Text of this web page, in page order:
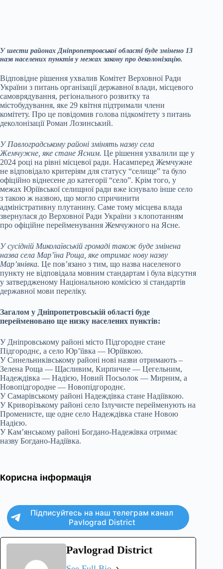
У шести районах Дніпропетровської області буде змінено 13
назв населених пунктів у межах закону про деколонізацію.
Відповідне рішення ухвалив Комітет Верховної Ради
України з питань організації державної влади, місцевого
самоврядування, регіонального розвитку та
містобудування, яке 29 квітня підтримали члени
комітету. Про це повідомив голова підкомітету з питань
деколонізації Роман Лозинський.
У Павлоградському районі змінять назву села
Жемчужне, яке стане Ясним. Це рішення ухвалили ще у
2024 році на рівні місцевої ради. Насамперед Жемчужне
не відповідало критеріям для статусу “селище” та було
офіційно віднесене до категорії “село”. Крім того, у
межах Юріївської селищної ради вже існувало інше село
з такою ж назвою, що могло спричинити
адміністративну плутанину. Саме тому місцева влада
звернулася до Верховної Ради України з клопотанням
про офіційне перейменування Жемчужного на Ясне.
У сусідній Миколаївській громаді також буде змінена
назва села Мар’їна Роща, яке отримає нову назву
Мар’янівка. Це пов’язано з тим, що назва населеного
пункту не відповідала мовним стандартам і була відсутня
у затвердженому Національною комісією зі стандартів
державної мови переліку.
Загалом у Дніпропетровській області буде
перейменовано ще низку населених пунктів:
У Дніпровському районі місто Підгородне стане
Підгороднє, а село Юр’їівка — Юріївкою.
У Синельниківському районі нові назви отримають –
Зелена Роща — Щасливим, Кирпичне — Цегельним,
Надеждівка — Надією, Новий Посьолок — Мирним, а
Новопідгородне — Новопідгороднє.
У Самарівському районі Надеждівка стане Надіївкою.
У Криворізькому районі село Ізлучисте перейменують на
Променисте, ще одне село Надеждівка стане Новою
Надією.
У Кам’янському районі Богдано-Надежівка отримає
назву Богдано-Надіївка.
Корисна інформація
Підписуйтесь на наш телеграм канал
Pavlograd District
Pavlograd District